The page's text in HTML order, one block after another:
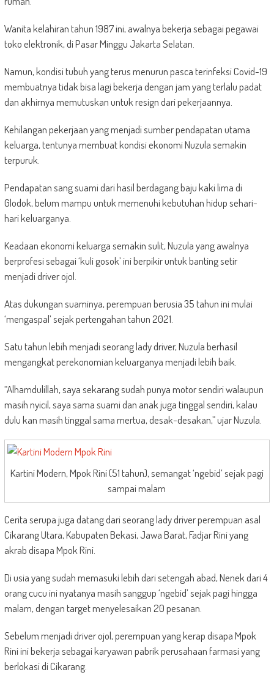
Wanita kelahiran tahun 1987 ini, awalnya bekerja sebagai pegawai
toko elektronik, di Pasar Minggu Jakarta Selatan.
Namun, kondisi tubuh yang terus menurun pasca terinfeksi Covid-19
membuatnya tidak bisa lagi bekerja dengan jam yang terlalu padat
dan akhirnya memutuskan untuk resign dari pekerjaannya.
Kehilangan pekerjaan yang menjadi sumber pendapatan utama
keluarga, tentunya membuat kondisi ekonomi Nuzula semakin
terpuruk.
Pendapatan sang suami dari hasil berdagang baju kaki lima di
Glodok, belum mampu untuk memenuhi kebutuhan hidup sehari-
hari keluarganya.
Keadaan ekonomi keluarga semakin sulit, Nuzula yang awalnya
berprofesi sebagai ‘kuli gosok’ ini berpikir untuk banting setir
menjadi driver ojol.
Atas dukungan suaminya, perempuan berusia 35 tahun ini mulai
‘mengaspal’ sejak pertengahan tahun 2021.
Satu tahun lebih menjadi seorang lady driver, Nuzula berhasil
mengangkat perekonomian keluarganya menjadi lebih baik.
“Alhamdulillah, saya sekarang sudah punya motor sendiri walaupun
masih nyicil, saya sama suami dan anak juga tinggal sendiri, kalau
dulu kan masih tinggal sama mertua, desak-desakan,” ujar Nuzula.
Kartini Modern, Mpok Rini (51 tahun), semangat ‘ngebid’ sejak pagi
sampai malam
Cerita serupa juga datang dari seorang lady driver perempuan asal
Cikarang Utara, Kabupaten Bekasi, Jawa Barat, Fadjar Rini yang
akrab disapa Mpok Rini.
Di usia yang sudah memasuki lebih dari setengah abad, Nenek dari 4
orang cucu ini nyatanya masih sanggup ‘ngebid’ sejak pagi hingga
malam, dengan target menyelesaikan 20 pesanan.
Sebelum menjadi driver ojol, perempuan yang kerap disapa Mpok
Rini ini bekerja sebagai karyawan pabrik perusahaan farmasi yang
berlokasi di Cikarang.